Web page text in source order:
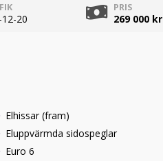
20
PRIS
269 000 kr
Elhissar (fram)
Eluppvärmda sidospeglar
Euro 6